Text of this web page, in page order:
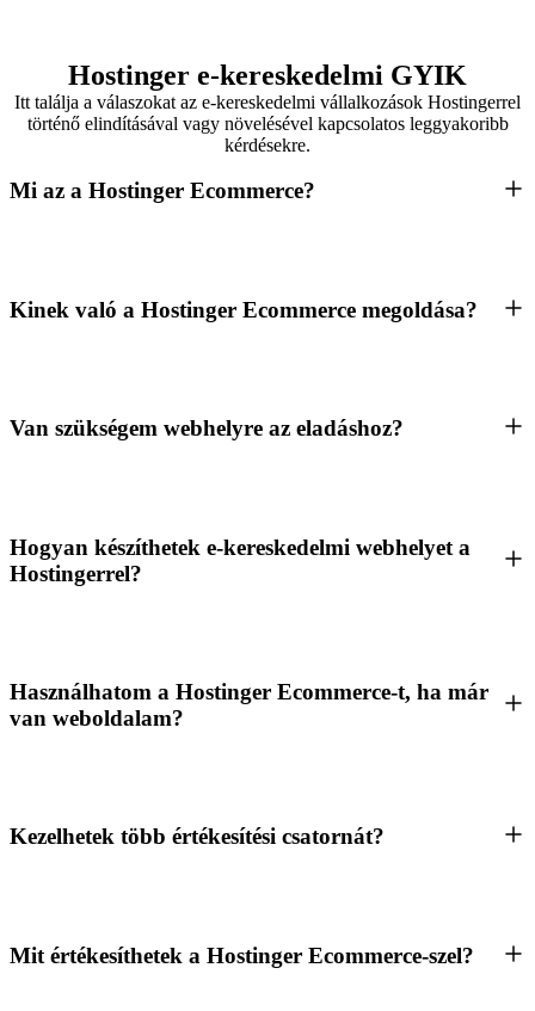
Hostinger e-kereskedelmi GYIK
Itt találja a válaszokat az e-kereskedelmi vállalkozások Hostingerrel
történő elindításával vagy növelésével kapcsolatos leggyakoribb
kérdésekre.
Mi az a Hostinger Ecommerce?
Kinek való a Hostinger Ecommerce megoldása?
Van szükségem webhelyre az eladáshoz?
Hogyan készíthetek e-kereskedelmi webhelyet a
Hostingerrel?
Használhatom a Hostinger Ecommerce-t, ha már
van weboldalam?
Kezelhetek több értékesítési csatornát?
Mit értékesíthetek a Hostinger Ecommerce-szel?